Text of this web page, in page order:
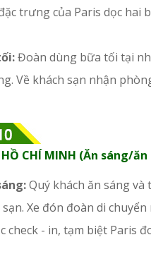
trưng của Paris dọc hai
Đoàn dùng bữa tối tại
Về khách sạn nhận
HỒ CHÍ MINH (Ăn sáng/
Quý khách ăn sáng
Xe đón đoàn di
check - in, tạm biệt Paris